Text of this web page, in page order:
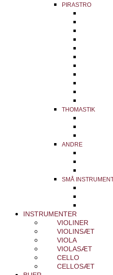
PIRASTRO
THOMASTIK
ANDRE
SMÅ
INSTRUMENTER
VIOLINER
VIOLINSÆT
VIOLA
VIOLASÆT
CELLO
CELLOSÆT